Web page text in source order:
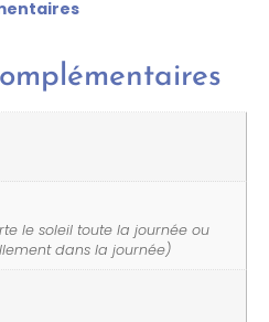
le soleil toute la journée ou
dans la journée)